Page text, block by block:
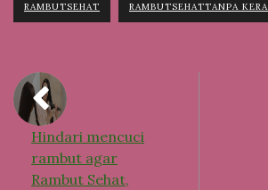
RAMBUTSEHAT RAMBUTSEHATTANPA
Hindari mencuci
rambut agar
Rambut Sehat,